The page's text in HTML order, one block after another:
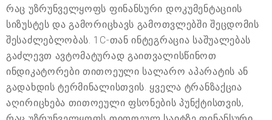
რაც უზრუნველყოფს ფინანსური დოკუმენტაციის
სიზუსტეს და გამორიცხავს გამოთვლებში შეცდომის
შესაძლებლობას. 1C-თან ინტეგრაცია საშუალებას
გაძლევთ ავტომატურად გაითვალისწინოთ
ინდიკატორები თითოეული სალარო აპარატის ან
გადახდის ტერმინალისთვის. ყველა ტრანზაქცია
აღირიცხება თითოეული ფსონების პუნქტისთვის,